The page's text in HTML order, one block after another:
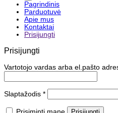
Pagrindinis
Parduotuvė
Apie mus
Kontaktai
Prisijungti
Prisijungti
Vartotojo vardas arba el.pašto
Slaptažodis *